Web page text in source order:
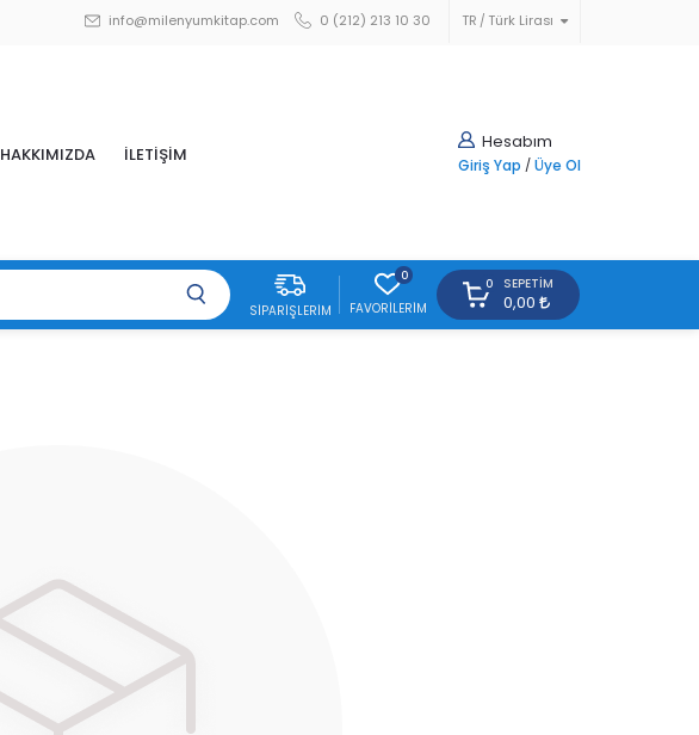
TR Türk Lirası
info@milenyumkitap.com 0 (212) 213 10 30
Hesabım
Giriş Yap / Üye Ol
HAKKIMIZDA İLETİŞİM
SIPARIŞLERIM
0
FAVORILERIM
0 SEPETIM
0,00